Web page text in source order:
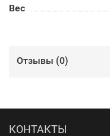
Вес
Отзывы (0)
КОНТАКТЫ